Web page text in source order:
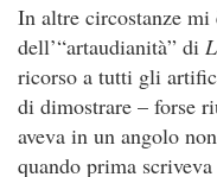
In altre circostanze
dell’“artaudianità” di
ricorso a tutti gli
di dimostrare – forse
aveva in un angolo
quando prima